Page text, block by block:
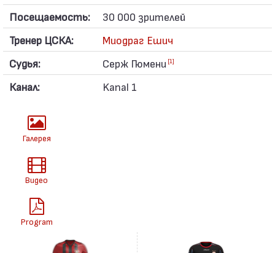
Посещаемость:
30 000 зрителей
Тренер ЦСКА:
Миодраг Ешич
Судья:
Серж Гюмени [1]
Канал: Kanal 1
Галерея
Видео
Program